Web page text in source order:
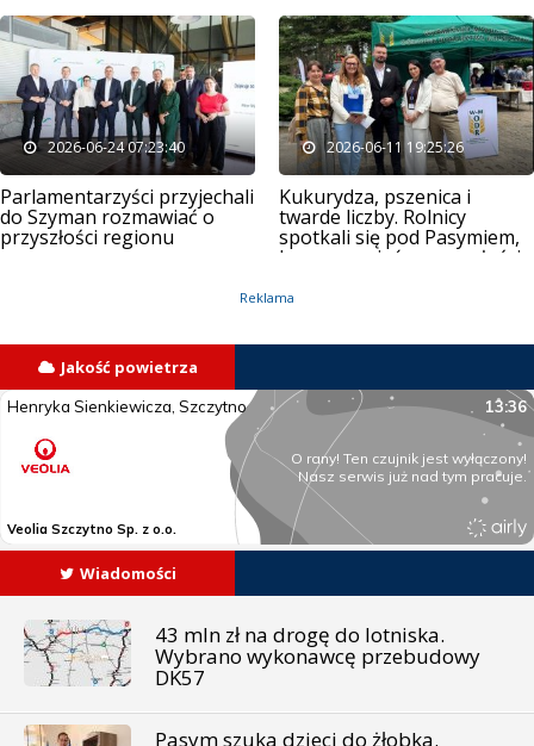
2026-06-24 07:23:40
Parlamentarzyści przyjechali
do Szyman rozmawiać o
przyszłości regionu
2026-06-11 19:25:26
Kukurydza, pszenica i
twarde liczby. Rolnicy
spotkali się pod Pasymiem,
by rozmawiać o przyszłości
Reklama
Jakość powietrza
Wiadomości
43 mln zł na drogę do lotniska.
Wybrano wykonawcę przebudowy
DK57
Pasym szuka dzieci do żłobka.